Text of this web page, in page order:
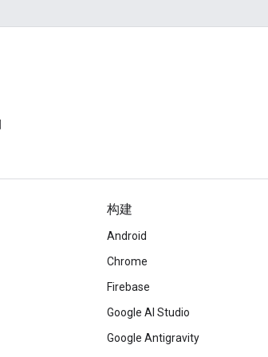
构建
Android
Chrome
Firebase
Google AI Studio
Google Antigravity